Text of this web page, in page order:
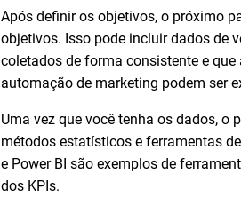
Após definir os objetivos, o próximo
objetivos. Isso pode incluir dados de
coletados de forma consistente e
automação de marketing podem ser
Uma vez que você tenha os dados, o
métodos estatísticos e ferramentas
e Power BI são exemplos de
dos KPIs.